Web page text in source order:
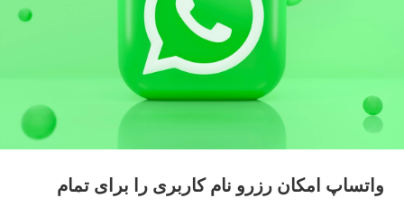
واتساپ امکان رزرو نام کاربری را برای تمام